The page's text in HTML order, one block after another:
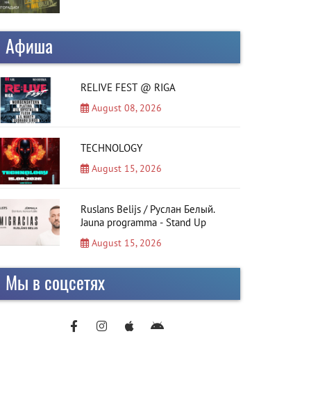
Афиша
RELIVE FEST @ RIGA
August 08, 2026
TECHNOLOGY
August 15, 2026
Ruslans Belijs / Руслан Белый.
Jauna programma - Stand Up
August 15, 2026
Мы в соцсетях